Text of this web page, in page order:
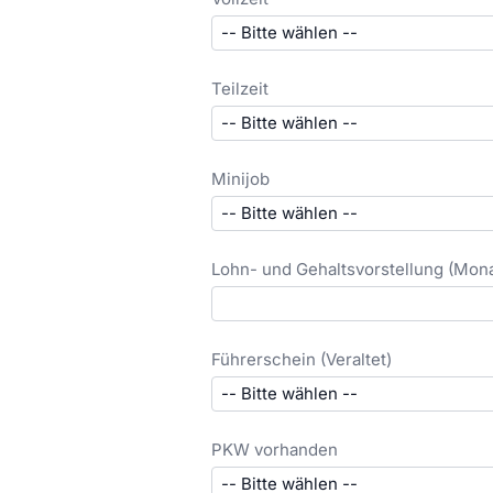
Teilzeit
Minijob
Lohn- und Gehaltsvorstellung
Führerschein (Veraltet)
PKW vorhanden